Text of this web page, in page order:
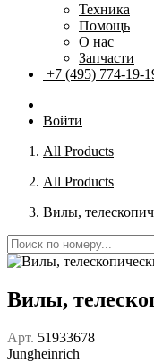
Техника
Помощь
О нас
Запчасти
+7 (495) 774-19-
Войти
All Products
All Products
Вилы,
Вилы,
Арт. 51933678
Jungheinrich